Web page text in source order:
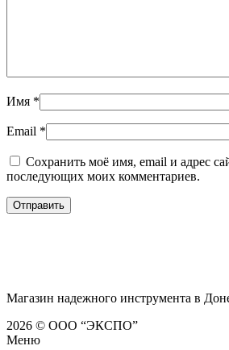
Имя *
Email *
Сохранить моё имя, email и адрес
последующих моих комментариев.
Магазин надежного инструмента в
2026 © ООО “ЭКСПО”
Меню